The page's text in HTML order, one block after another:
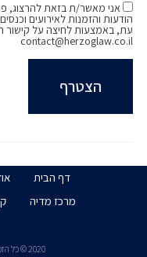
אני מאשר/ת בזאת להרצוג,
הודעות והזמנות לאירועים
עת, באמצעות לחיצה על קישור
contact@herzoglaw.co.il
דף הבית
מרכז מדיה
2020 © כל הזכויות שמורות. הרצוג פוקס נאמן